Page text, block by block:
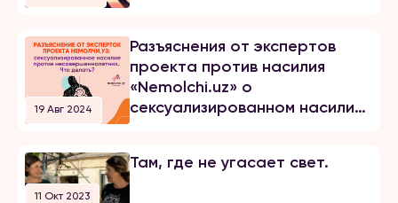
19 Авг 2024
Разъяснения от экспертов
проекта против насилия
«Nemolchi.uz» о
сексуализированном насилии
над детьми
11 Окт 2023
Там, где не угасает свет.